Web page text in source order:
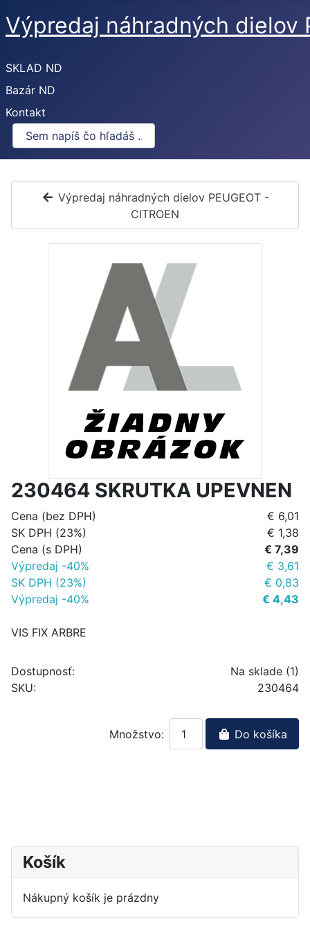
Výpredaj náhradných dielov
SKLAD ND
Bazár ND
Kontakt
Výpredaj náhradných dielov PEUGEOT -
CITROEN
230464 SKRUTKA UPEVNEN
Cena (bez DPH)
€ 6,01
SK DPH (23%)
€ 1,38
Cena (s DPH)
€ 7,39
Výpredaj -40%
€ 3,61
SK DPH (23%)
€ 0,83
Výpredaj -40%
€ 4,43
VIS FIX ARBRE
Dostupnosť:
Na sklade (1)
SKU:
230464
Množstvo: Do košíka
Košík
Nákupný košík je prázdny